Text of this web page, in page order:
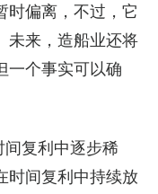
时偏离，不过，它
未来，造船业还将
一个事实可以确
间复利中逐步稀
时间复利中持续放